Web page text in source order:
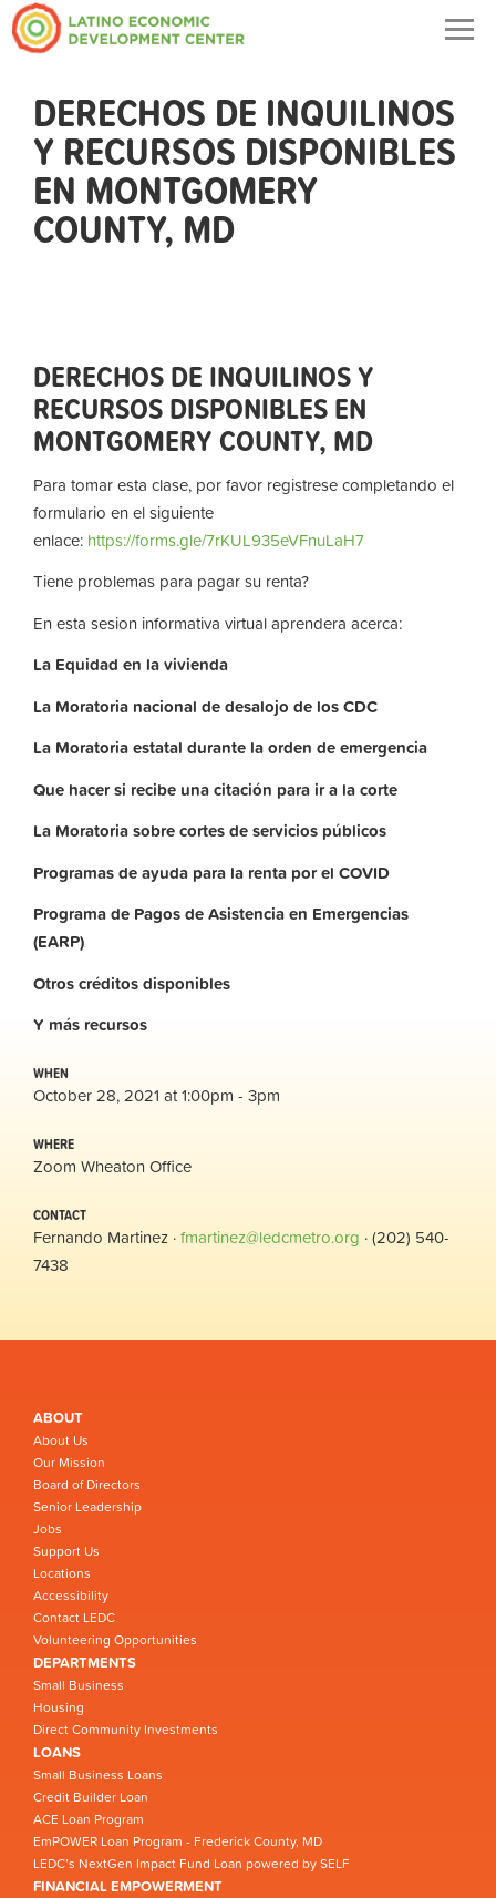
DERECHOS DE INQUILINOS
Y RECURSOS DISPONIBLES
EN MONTGOMERY
COUNTY, MD
DERECHOS DE INQUILINOS Y
RECURSOS DISPONIBLES EN
MONTGOMERY COUNTY, MD
Para tomar esta clase, por favor registrese completando el
formulario en el siguiente
enlace: https://forms.gle/7rKUL935eVFnuLaH7
Tiene problemas para pagar su renta?
En esta sesion informativa virtual aprendera acerca:
La Equidad en lavivienda
La Moratoria nacional de desalojo de los CDC
La Moratoriaestatal durante laorden deemergencia
Que hacer si recibe una citación para ir a la corte
La Moratoriasobrecortesdeservicios públicos
Programas de ayuda para la renta por el COVID
Programa de Pagos de Asistencia en Emergencias
(EARP)
Otroscréditosdisponibles
Y más recursos
WHEN
October 28, 2021 at 1:00pm - 3pm
WHERE
Zoom Wheaton Office
CONTACT
Fernando Martinez ·fmartinez@ledcmetro.org · (202) 540-
7438
ABOUT
About Us
Our Mission
Board of Directors
Senior Leadership
Jobs
Support Us
Locations
Accessibility
Contact LEDC
Volunteering Opportunities
DEPARTMENTS
Small Business
Housing
Direct Community Investments
LOANS
Small Business Loans
Credit Builder Loan
ACE Loan Program
EmPOWER Loan Program - Frederick County, MD
LEDC’s NextGen Impact Fund Loan powered by SELF
FINANCIAL EMPOWERMENT